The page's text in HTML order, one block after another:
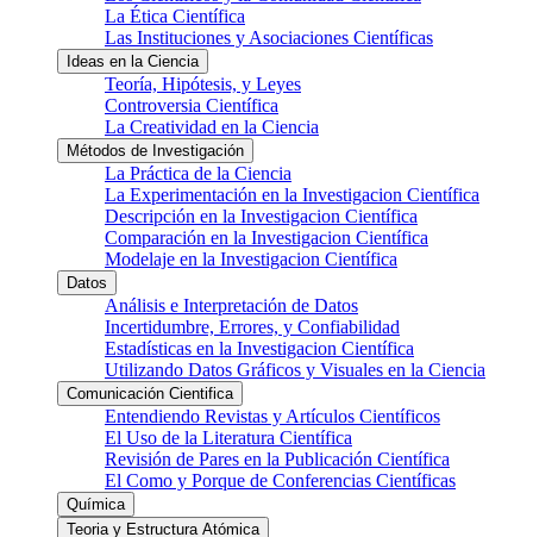
La Ética Científica
Las Instituciones y Asociaciones Científicas
Ideas en la Ciencia
Teoría, Hipótesis, y Leyes
Controversia Científica
La Creatividad en la Ciencia
Métodos de Investigación
La Práctica de la Ciencia
La Experimentación en la Investigacion Científica
Descripción en la Investigacion Científica
Comparación en la Investigacion Científica
Modelaje en la Investigacion Científica
Datos
Análisis e Interpretación de Datos
Incertidumbre, Errores, y Confiabilidad
Estadísticas en la Investigacion Científica
Utilizando Datos Gráficos y Visuales en la Ciencia
Comunicación Cientifica
Entendiendo Revistas y Artículos Científicos
El Uso de la Literatura Científica
Revisión de Pares en la Publicación Científica
El Como y Porque de Conferencias Científicas
Química
Teoria y Estructura Atómica